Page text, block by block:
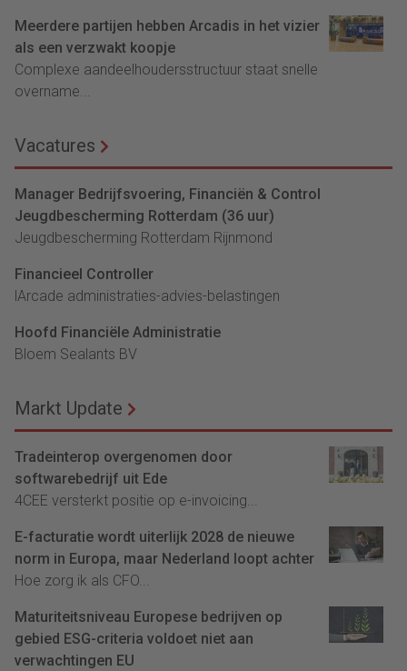
Meerdere partijen hebben Arcadis in het vizier
als een verzwakt koopje
Complexe aandeelhoudersstructuur staat snelle
overname...
Vacatures
Manager Bedrijfsvoering, Financiën & Control
Jeugdbescherming Rotterdam (36 uur)
Jeugdbescherming Rotterdam Rijnmond
Financieel Controller
lArcade administraties-advies-belastingen
Hoofd Financiële Administratie
Bloem Sealants BV
Markt Update
Tradeinterop overgenomen door
softwarebedrijf uit Ede
4CEE versterkt positie op e-invoicing...
E-facturatie wordt uiterlijk 2028 de nieuwe
norm in Europa, maar Nederland loopt achter
Hoe zorg ik als CFO...
Maturiteitsniveau Europese bedrijven op
gebied ESG-criteria voldoet niet aan
verwachtingen EU